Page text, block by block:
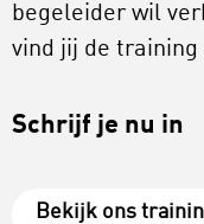
begeleider wil
vind jij de training
Schrijf je nu in
Bekijk ons